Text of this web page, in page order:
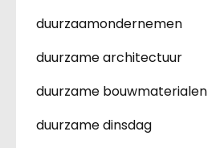
duurzaamondernemen
duurzame architectuur
duurzame bouwmaterialen
duurzame dinsdag